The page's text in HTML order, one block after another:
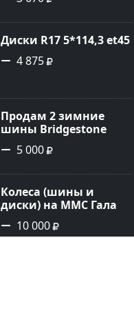
Диски R17 5*114,3 et45
4 875
Продам 2 зимние
шины Bridgestone
5 000
Колеса (шины и
диски) на ММС Галант
114/3*4-х дырочные
10 000